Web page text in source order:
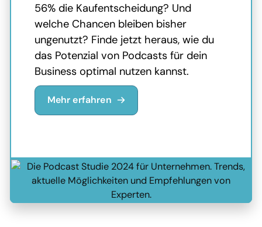
56% die Kaufentscheidung? Und
welche Chancen bleiben bisher
ungenutzt? Finde jetzt heraus, wie du
das Potenzial von Podcasts für dein
Business optimal nutzen kannst.
Mehr erfahren